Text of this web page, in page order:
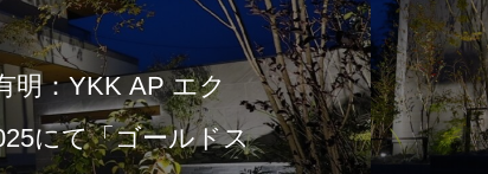
明：YKK AP エク
にて「ゴールドス